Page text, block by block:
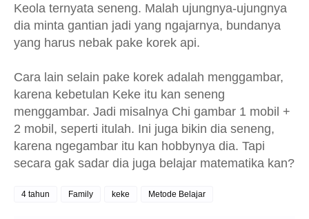
Keola ternyata seneng. Malah ujungnya-ujungnya
dia minta gantian jadi yang ngajarnya, bundanya
yang harus nebak pake korek api.
Cara lain selain pake korek adalah menggambar,
karena kebetulan Keke itu kan seneng
menggambar. Jadi misalnya Chi gambar 1 mobil +
2 mobil, seperti itulah. Ini juga bikin dia seneng,
karena ngegambar itu kan hobbynya dia. Tapi
secara gak sadar dia juga belajar matematika kan?
4 tahun Family keke Metode Belajar